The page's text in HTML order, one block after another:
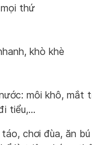
thứ
khò khè
môi khô, mắt
tiểu,…
chơi đùa, ăn